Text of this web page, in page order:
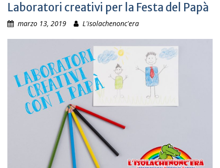
Laboratori creativi per la Festa del Papà
marzo 13, 2019 L'isolachenonc'era